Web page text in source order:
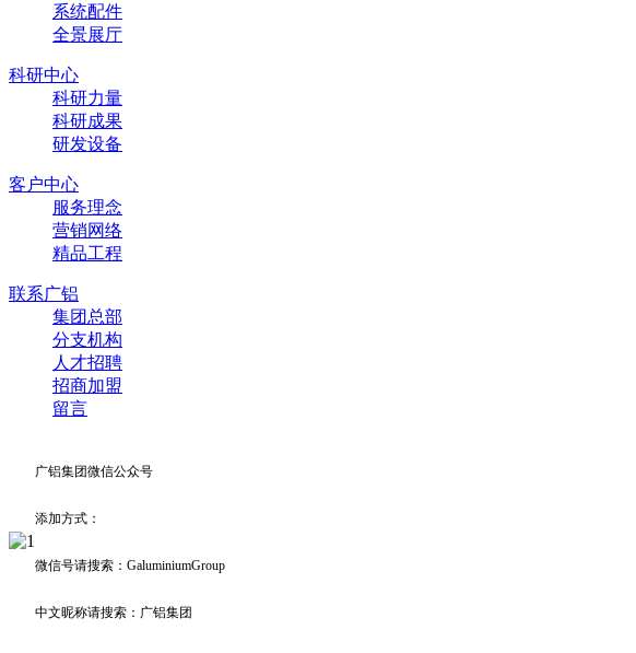
系统配件
全景展厅
科研中心
科研力量
科研成果
研发设备
客户中心
服务理念
营销网络
精品工程
联系广铝
集团总部
分支机构
人才招聘
招商加盟
留言
广铝集团微信公众号
添加方式：
微信号请搜索：GaluminiumGroup
中文昵称请搜索：广铝集团